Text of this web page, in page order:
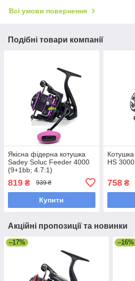
Всі умови повернення
Подібні товари компанії
Якісна фідерна котушка
Sadey Soluc Feeder 4000
(9+1bb; 4.7:1)
819 ₴ 939 ₴
Купити
Котушка
HS
758₴
Акційні пропозиції та новинки
–17% –16%